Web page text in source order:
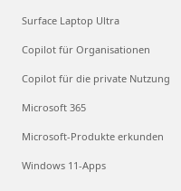
Surface Laptop Ultra
Copilot für Organisationen
Copilot für die private Nutzung
Microsoft 365
Microsoft-Produkte erkunden
Windows 11-Apps